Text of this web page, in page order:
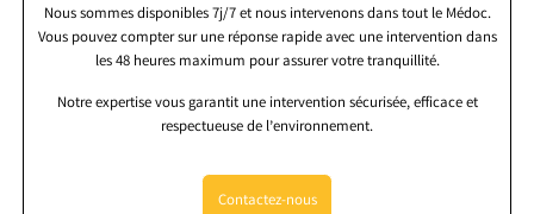
Nous sommes disponibles 7j/7 et nous intervenons dans tout le Médoc.
Vous pouvez compter sur une réponse rapide avec une intervention dans
les 48 heures maximum pour assurer votre tranquillité.
Notre expertise vous garantit une intervention sécurisée, efficace et
respectueuse de l’environnement.
Contactez-nous